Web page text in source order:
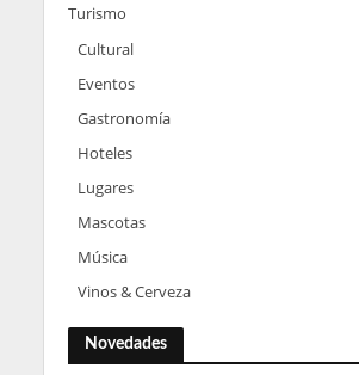
Turismo
Cultural
Eventos
Gastronomía
Hoteles
Lugares
Mascotas
Música
Vinos & Cerveza
Novedades